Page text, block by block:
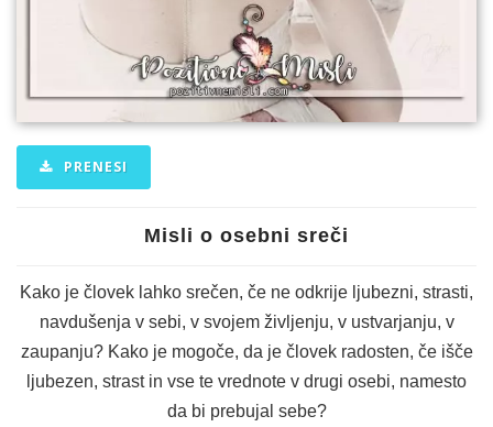
PRENESI
Misli o osebni sreči
Kako je človek lahko srečen, če ne odkrije ljubezni, strasti,
navdušenja v sebi, v svojem življenju, v ustvarjanju, v
zaupanju? Kako je mogoče, da je človek radosten, če išče
ljubezen, strast in vse te vrednote v drugi osebi, namesto
da bi prebujal sebe?